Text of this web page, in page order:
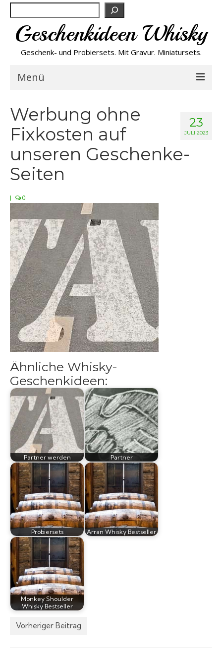
Suchen
Geschenkideen Whisky
Geschenk- und Probiersets. Mit Gravur. Miniatursets.
Menü
NEU
Personalisiert
Raritäten
23
JULI 2023
Werbung ohne
Fixkosten auf
unseren Geschenke-
Seiten
| 0
Ähnliche Whisky-
Geschenkideen:
Partner werden Partner
Probiersets Arran Whisky Bestseller
Monkey Shoulder
Whisky Bestseller
Vorheriger Beitrag